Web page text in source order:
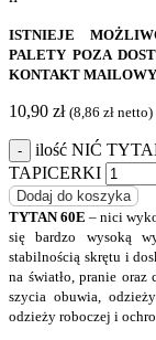
ISTNIEJE
PALETY POZA
KONTAKT
10,90 zł (8,86 zł netto)
ilość NIĆ
TAPICERKI
Dodaj do koszyka
TYTAN 60E – nici
się bardzo wysoką
stabilnością skrętu i
na światło, pranie
szycia obuwia,
odzieży roboczej i